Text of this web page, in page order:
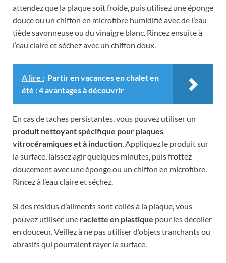
attendez que la plaque soit froide, puis utilisez une éponge
douce ou un chiffon en microfibre humidifié avec de l’eau
tiède savonneuse ou du vinaigre blanc. Rincez ensuite à
l’eau claire et séchez avec un chiffon doux.
A lire : Partir en vacances en chalet en
été : 4 avantages à découvrir
En cas de taches persistantes, vous pouvez utiliser un
produit nettoyant spécifique pour plaques
vitrocéramiques et à induction . Appliquez le produit sur
la surface, laissez agir quelques minutes, puis frottez
doucement avec une éponge ou un chiffon en microfibre.
Rincez à l’eau claire et séchez.
Si des résidus d’aliments sont collés à la plaque, vous
pouvez utiliser une raclette en plastique pour les décoller
en douceur. Veillez à ne pas utiliser d’objets tranchants ou
abrasifs qui pourraient rayer la surface.